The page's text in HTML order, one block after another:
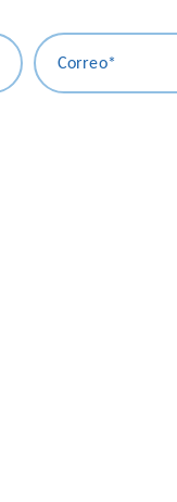
Correo*